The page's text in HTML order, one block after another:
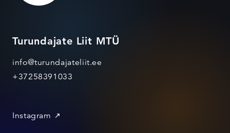
Turundajate Liit MTÜ
info@turundajateliit.ee
+37258391033
Instagram